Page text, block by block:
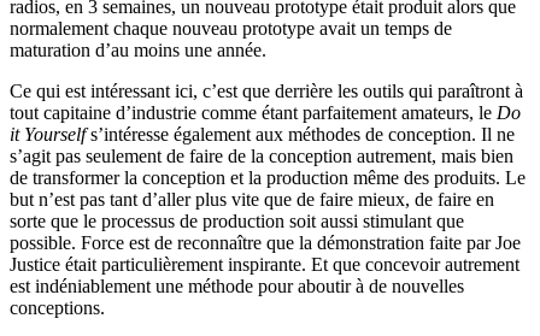
radios, en 3 semaines, un nouveau prototype était produit alors que
normalement chaque nouveau prototype avait un temps de
maturation d’au moins une année.
Ce qui est intéressant ici, c’est que derrière les outils qui paraîtront à
tout capitaine d’industrie comme étant parfaitement amateurs, le Do
it Yourselfs’intéresse également aux méthodes de conception. Il ne
s’agit pas seulement de faire de la conception autrement, mais bien
de transformer la conception et la production même des produits. Le
but n’est pas tant d’aller plus vite que de faire mieux, de faire en
sorte que le processus de production soit aussi stimulant que
possible. Force est de reconnaître que la démonstration faite par Joe
Justice était particulièrement inspirante. Et que concevoir autrement
est indéniablement une méthode pour aboutir à de nouvelles
conceptions.